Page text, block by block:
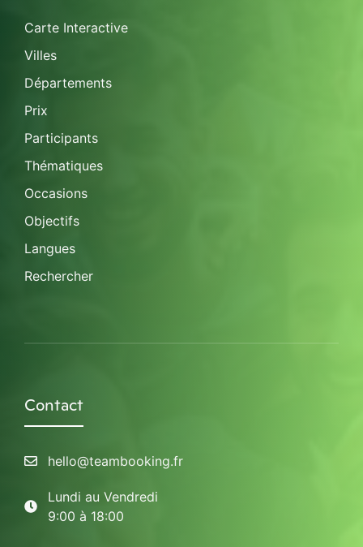
Carte Interactive
Villes
Départements
Prix
Participants
Thématiques
Occasions
Objectifs
Langues
Rechercher
Contact
hello@teambooking.fr
Lundi au Vendredi
9:00 à 18:00